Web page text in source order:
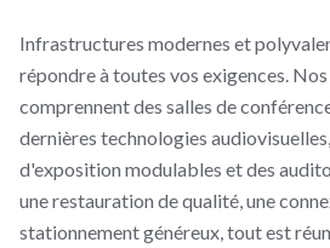
Infrastructures modernes et
répondre à toutes vos exigences.
comprennent des salles de
dernières technologies
d'exposition modulables et des
une restauration de qualité, une
stationnement généreux, tout est